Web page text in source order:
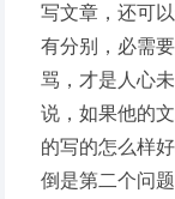
写文章，还可
有分别，必需
骂，才是人心
说，如果他的
的写的怎么样
倒是第二个问题